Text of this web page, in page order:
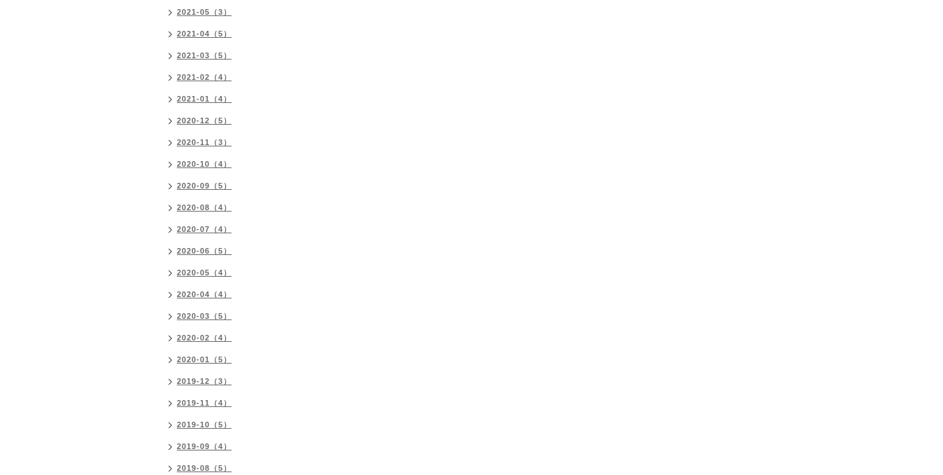
2021-05（3）
2021-04（5）
2021-03（5）
2021-02（4）
2021-01（4）
2020-12（5）
2020-11（3）
2020-10（4）
2020-09（5）
2020-08（4）
2020-07（4）
2020-06（5）
2020-05（4）
2020-04（4）
2020-03（5）
2020-02（4）
2020-01（5）
2019-12（3）
2019-11（4）
2019-10（5）
2019-09（4）
2019-08（5）